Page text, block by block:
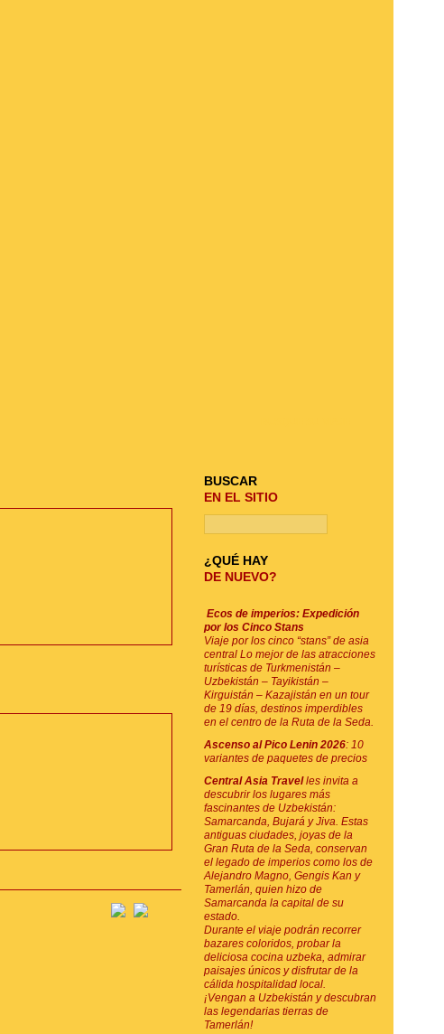
BUSCAR
EN EL SITIO
¿QUÉ HAY
DE NUEVO?
Ecos de imperios: Expedición
por los Cinco Stans
Viaje por los cinco “stans” de asia
central Lo mejor de las atracciones
turísticas de Turkmenistán –
Uzbekistán – Tayikistán –
Kirguistán – Kazajistán en un tour
de 19 días, destinos imperdibles
en el centro de la Ruta de la Seda.
Ascenso al Pico Lenin 2026: 10
variantes de paquetes de precios
Central Asia Travelles invita a
descubrir los lugares más
fascinantes de Uzbekistán:
Samarcanda, Bujará y Jiva. Estas
antiguas ciudades, joyas de la
Gran Ruta de la Seda, conservan
el legado de imperios como los de
Alejandro Magno, Gengis Kan y
Tamerlán, quien hizo de
Samarcanda la capital de su
estado.
Durante el viaje podrán recorrer
bazares coloridos, probar la
deliciosa cocina uzbeka, admirar
paisajes únicos y disfrutar de la
cálida hospitalidad local.
¡Vengan a Uzbekistán y descubran
las legendarias tierras de
Tamerlán!